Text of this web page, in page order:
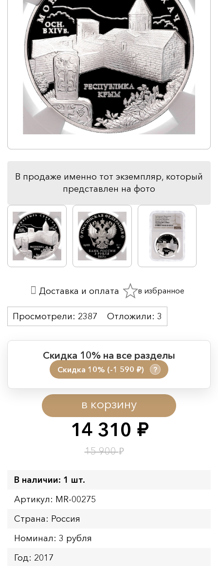
В продаже именно тот экземпляр, который
представлен на фото
14 310 руб.
15 900₽
в корзину
Скидка 10% на все разделы
Скидка 10% (-1 590 руб.) ?
Период действия акции:
Начало:
08.08.2026 00:01
Окончание:
09.08.2026 23:59
Время до окончания:
Просмотрели: 2387 Отложили: 3
Доставка и оплата в избранное
В наличии: 1 шт.
Артикул: MR-00275
Страна: Россия
Номинал: 3 рубля
Год: 2017